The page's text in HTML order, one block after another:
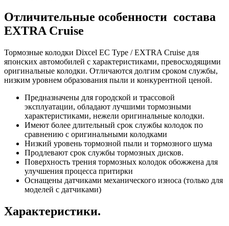
Отличительные особенности состава
EXTRA Cruise
Тормозные колодки Dixcel EC Type / EXTRA Cruise для
японских автомобилей с характеристиками, превосходящими
оригинальные колодки. Отличаются долгим сроком службы,
низким уровнем образования пыли и конкурентной ценой.
Предназначены для городской и трассовой
эксплуатации, обладают лучшими тормозными
характеристиками, нежели оригинальные колодки.
Имеют более длительный срок службы колодок по
сравнению с оригинальными колодками
Низкий уровень тормозной пыли и тормозного шума
Продлевают срок службы тормозных дисков.
Поверхность трения тормозных колодок обожжена для
улучшения процесса притирки
Оснащены датчиками механического износа (только для
моделей с датчиками)
Характеристики.